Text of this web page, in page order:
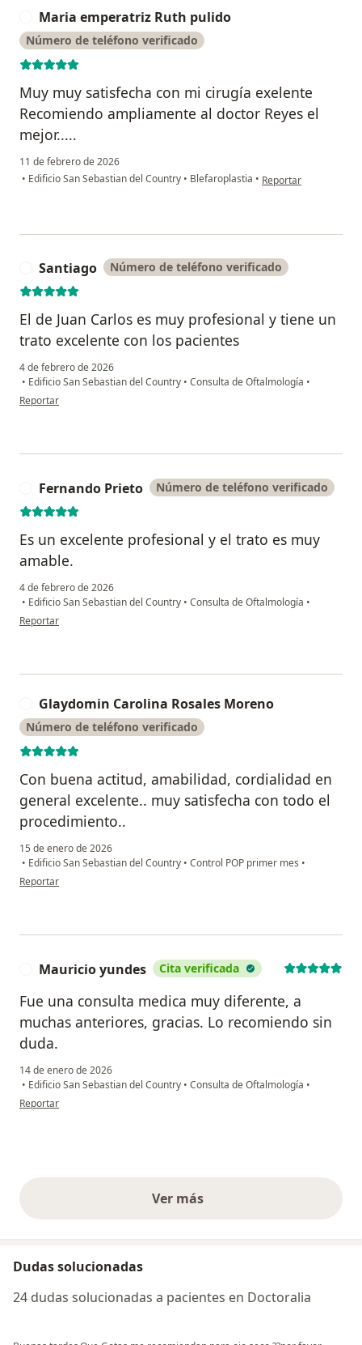
Maria emperatriz Ruth pulido
Número de teléfono verificado
Muy muy satisfecha con mi cirugía exelente
Recomiendo ampliamente al doctor Reyes el
mejor.....
11 de febrero de 2026
• Edificio San Sebastian del Country • Blefaroplastia • en opinión del
Reportar
Santiago Número de teléfono verificado
El de Juan Carlos es muy profesional y tiene un
trato excelente con los pacientes
4 de febrero de 2026
• Edificio San Sebastian del Country • Consulta de Oftalmología •
en opinión del usuario Santiago
Reportar
Fernando Prieto Número de teléfono verificado
Es un excelente profesional y el trato es muy
amable.
4 de febrero de 2026
• Edificio San Sebastian del Country • Consulta de Oftalmología •
en opinión del usuario Fernando Prieto
Reportar
Glaydomin Carolina Rosales Moreno
Número de teléfono verificado
Con buena actitud, amabilidad, cordialidad en
general excelente.. muy satisfecha con todo el
procedimiento..
15 de enero de 2026
• Edificio San Sebastian del Country • Control POP primer mes •
en opinión del usuario Glaydomin Carolina Rosales Moreno
Reportar
Mauricio yundes Cita verificada
Fue una consulta medica muy diferente, a
muchas anteriores, gracias. Lo recomiendo sin
duda.
14 de enero de 2026
• Edificio San Sebastian del Country • Consulta de Oftalmología •
en opinión del usuario Mauricio yundes
Reportar
Ver másopiniones anteriores
Dudas solucionadas
24 dudas solucionadas a pacientes en Doctoralia